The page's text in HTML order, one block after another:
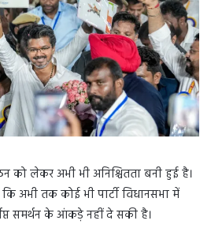
को लेकर अभी भी अनिश्चितता बनी हुई है।
अभी तक कोई भी पार्टी विधानसभा में
समर्थन के आंकड़े नहीं दे सकी है।